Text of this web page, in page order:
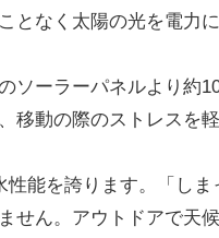
となく太陽の光を電力
ソーラーパネルより約
移動の際のストレスを
性能を誇ります。「しま
せん。アウトドアで天